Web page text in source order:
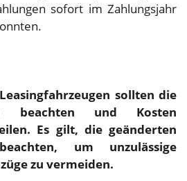
sofort im Zahlungsjahr
sollten die
beachten und Kosten
Es gilt, die geänderten
um unzulässige
zu vermeiden.